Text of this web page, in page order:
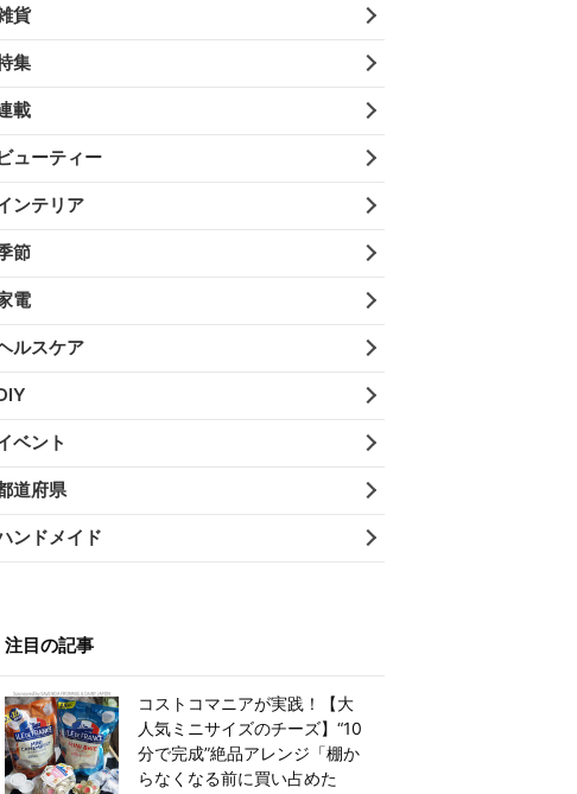
貨
集
載
ューティー
ンテリア
節
電
ルスケア
ベント
道府県
ンドメイド
注目の記事
コストコマニアが実践！【大
人気ミニサイズのチーズ】“10
分で完成”絶品アレンジ「棚か
らなくなる前に買い占めた